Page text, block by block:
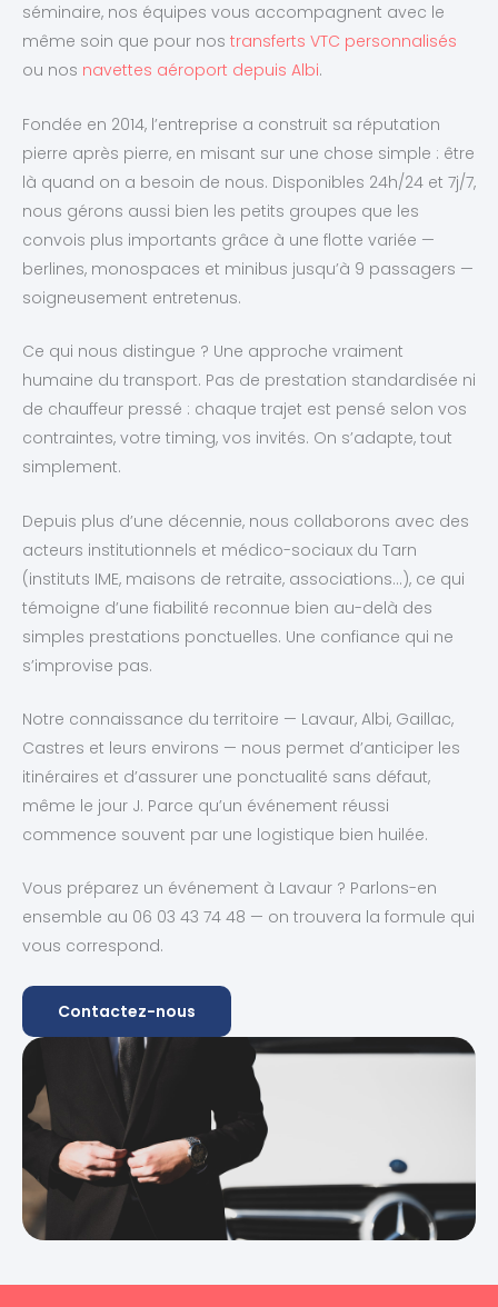
séminaire, nos équipes vous accompagnent avec le
même soin que pour nos transferts VTC personnalisés
ou nos navettes aéroport depuis Albi.
Fondée en 2014, l’entreprise a construit sa réputation
pierre après pierre, en misant sur une chose simple : être
là quand on a besoin de nous. Disponibles 24h/24 et 7j/7,
nous gérons aussi bien les petits groupes que les
convois plus importants grâce à une flotte variée —
berlines, monospaces et minibus jusqu’à 9 passagers —
soigneusement entretenus.
Ce qui nous distingue ? Une approche vraiment
humaine du transport. Pas de prestation standardisée ni
de chauffeur pressé : chaque trajet est pensé selon vos
contraintes, votre timing, vos invités. On s’adapte, tout
simplement.
Depuis plus d’une décennie, nous collaborons avec des
acteurs institutionnels et médico-sociaux du Tarn
(instituts IME, maisons de retraite, associations…), ce qui
témoigne d’une fiabilité reconnue bien au-delà des
simples prestations ponctuelles. Une confiance qui ne
s’improvise pas.
Notre connaissance du territoire — Lavaur, Albi, Gaillac,
Castres et leurs environs — nous permet d’anticiper les
itinéraires et d’assurer une ponctualité sans défaut,
même le jour J. Parce qu’un événement réussi
commence souvent par une logistique bien huilée.
Vous préparez un événement à Lavaur ? Parlons-en
ensemble au 06 03 43 74 48 — on trouvera la formule qui
vous correspond.
Contactez-nous